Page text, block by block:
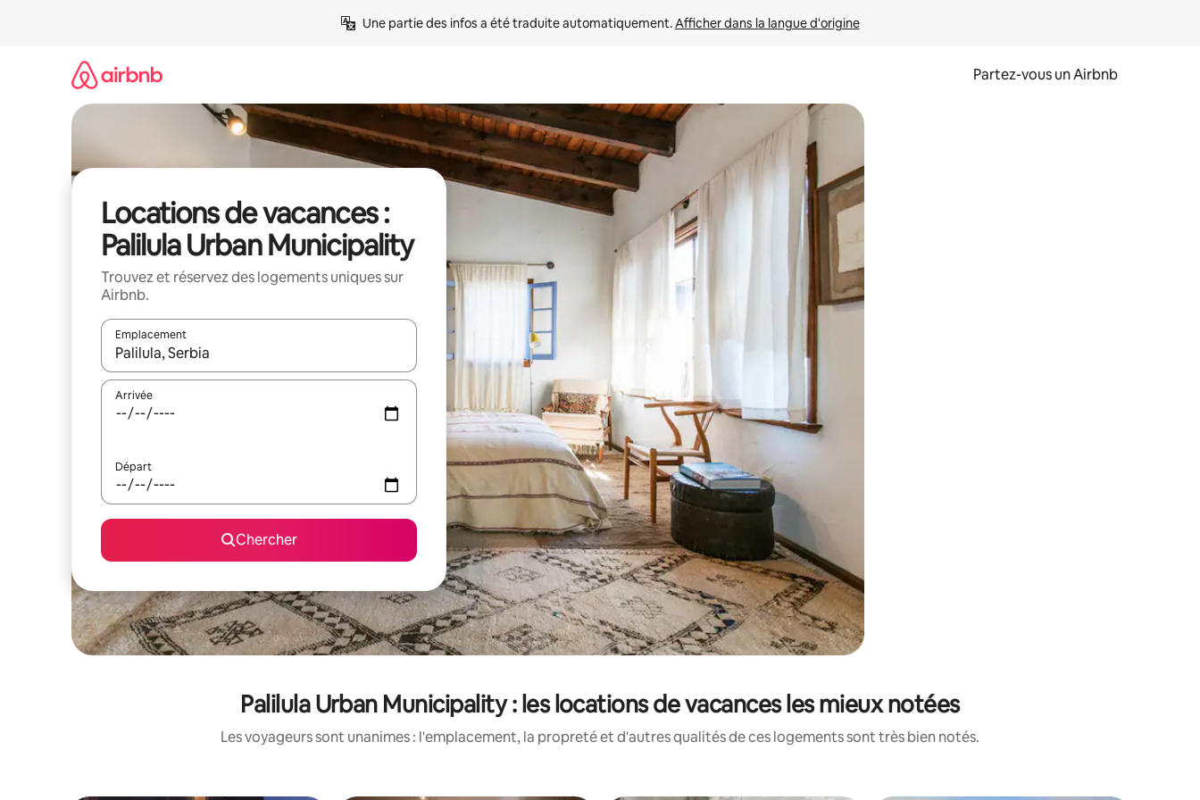
Une partie des infos a été traduite automatiquement. Afficher dans la langue d'origine
Partez-vous un Airbnb
Locations de vacances :
Palilula Urban Municipality
Trouvez et réservez des logements uniques sur
Airbnb.
Emplacement
Quand les résultats sont affichés, parcourez-les en utilisant les flèches vers le haut et vers le bas, ou en appuyant dessus et en les faisant glisser.
Arrivée
Départ
Chercher
Palilula Urban Municipality : les locations de vacances les mieux notées
Les voyageurs sont unanimes : l'emplacement, la propreté et d'autres qualités de ces logements sont très bien notés.